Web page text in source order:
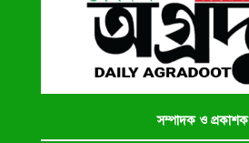
সম্পাদক ও প্রকাশক